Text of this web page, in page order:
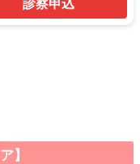
】